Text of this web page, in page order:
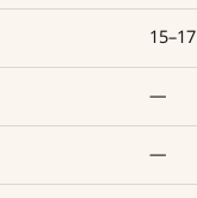
15–17
—
—